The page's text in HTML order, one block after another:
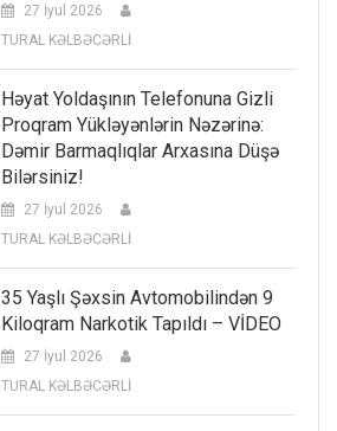
27 İyul 2026
TURAL KƏLBƏCƏRLİ
Həyat Yoldaşının Telefonuna Gizli
Proqram Yükləyənlərin Nəzərinə:
Dəmir Barmaqlıqlar Arxasına Düşə
Bilərsiniz!
27 İyul 2026
TURAL KƏLBƏCƏRLİ
35 Yaşlı Şəxsin Avtomobilindən 9
Kiloqram Narkotik Tapıldı – VİDEO
27 İyul 2026
TURAL KƏLBƏCƏRLİ